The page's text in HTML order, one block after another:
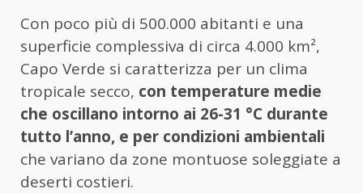
Con poco più di 500.000 abitanti e una
superficie complessiva di circa 4.000 km²,
Capo Verde si caratterizza per un clima
tropicale secco, con temperature medie
che oscillano intorno ai 26-31 °C durante
tutto l’anno, e per condizioni ambientali
che variano da zone montuose soleggiate a
deserti costieri.